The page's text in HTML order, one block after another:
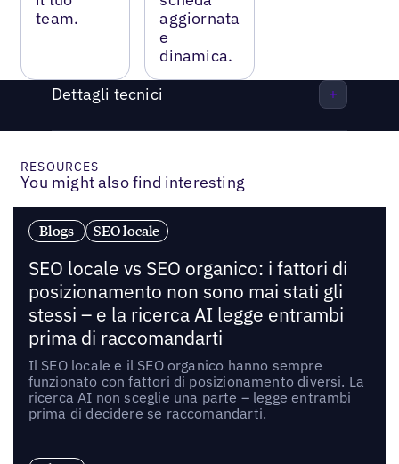
team.
aggiornata
e
dinamica.
Dettagli tecnici
RESOURCES
You might also find interesting
Blogs SEO locale
SEO locale vs SEO organico: i fattori di
posizionamento non sono mai stati gli
stessi – e la ricerca AI legge entrambi
prima di raccomandarti
Il SEO locale e il SEO organico hanno sempre
funzionato con fattori di posizionamento diversi. La
ricerca AI non sceglie una parte – legge entrambi
prima di decidere se raccomandarti.